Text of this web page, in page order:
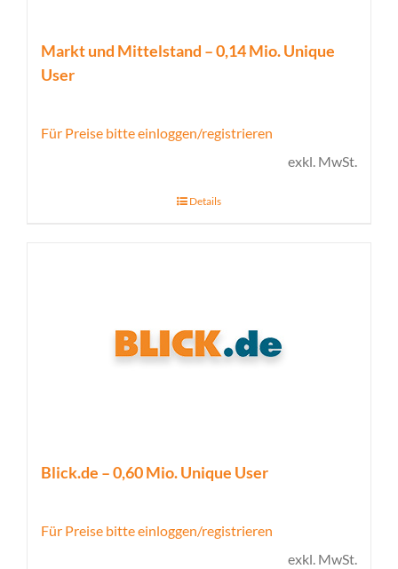
Markt und Mittelstand – 0,14 Mio. Unique
User
Für Preise bitte einloggen/registrieren
exkl. MwSt.
Details
Blick.de – 0,60 Mio. Unique User
Für Preise bitte einloggen/registrieren
exkl. MwSt.